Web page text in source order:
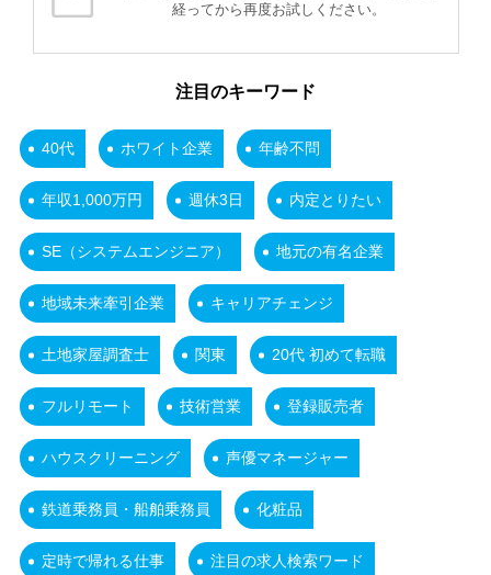
経ってから再度お試しください。
注目のキーワード
40代 ホワイト企業 年齢不問
年収1,000万円 週休3日 内定とりたい
SE（システムエンジニア） 地元の有名企業
地域未来牽引企業 キャリアチェンジ
土地家屋調査士 関東 20代 初めて転職
フルリモート 技術営業 登録販売者
ハウスクリーニング 声優マネージャー
鉄道乗務員・船舶乗務員 化粧品
定時で帰れる仕事 注目の求人検索ワード